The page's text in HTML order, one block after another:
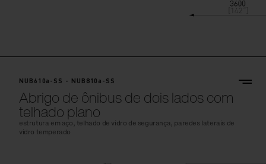
NUB610a-SS - NUB810a-SS
Abrigo de ônibus de dois lados com
telhado plano
estrutura em aço, telhado de vidro de segurança, paredes laterais de
vidro temperado